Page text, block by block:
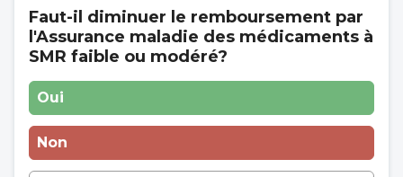
Faut-il diminuer le remboursement par
l'Assurance maladie des médicaments à
SMR faible ou modéré?
Oui
Non